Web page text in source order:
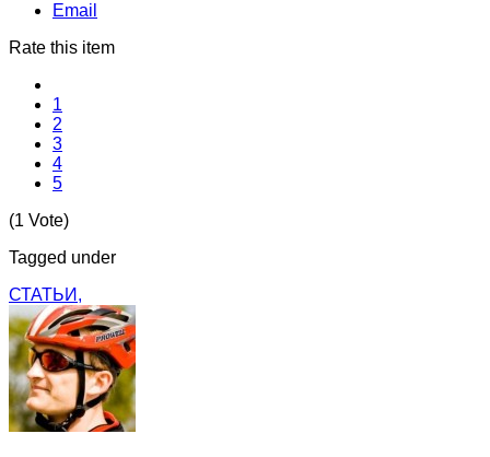
Email
Rate this item
1
2
3
4
5
(1 Vote)
Tagged under
СТАТЬИ,